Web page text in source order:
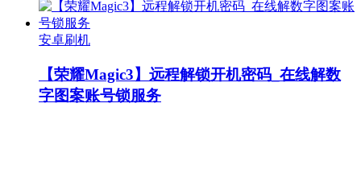
安卓刷机
【荣耀Magic3】远程解锁开机密码_在线解数
字图案账号锁服务